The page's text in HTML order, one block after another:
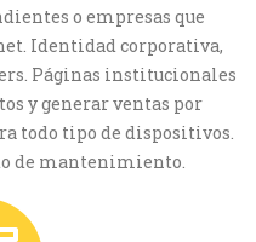
o empresas que
Identidad corporativa,
Páginas institucionales
y generar ventas por
todo tipo de dispositivos.
de mantenimiento.